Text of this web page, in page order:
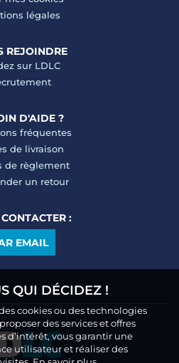
légales
REJOINDRE
sur LDLC
D'AIDE ?
fréquentes
de livraison
de règlement
un retour
:
EMAIL
QUI DÉCIDEZ !
cookies ou des technologies
des services et offres
d’intérêt, vous garantir une
utilisateur et réaliser des